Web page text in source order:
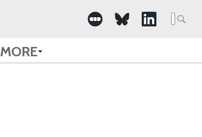
MORE